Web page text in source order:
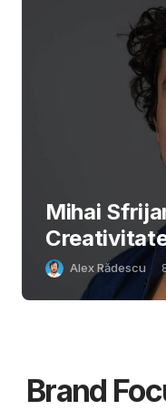
Mihai
Alex Rădescu
Brand